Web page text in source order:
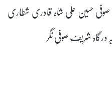
حسین علی شاہ قادری شطاری
شریف صوفی نگر